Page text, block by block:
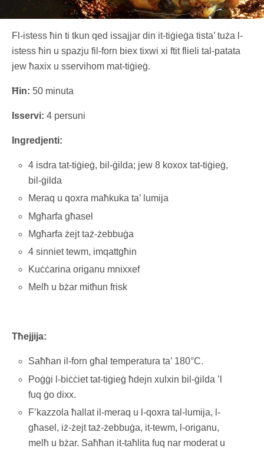
Fl-istess ħin ti tkun qed issajjar din it-tiġieġa tista’ tuża l-
istess ħin u spazju fil-forn biex tixwi xi ftit flieli tal-patata
jew ħaxix u sservihom mat-tiġieġ.
Ħin: 50 minuta
Isservi: 4 persuni
Ingredjenti:
4 isdra tat-tiġieġ, bil-ġilda; jew 8 koxox tat-tiġieġ,
bil-ġilda
Meraq u qoxra maħkuka ta’ lumija
Mgħarfa għasel
Mgħarfa żejt taż-żebbuġa
4 sinniet tewm, imqattgħin
Kuċċarina origanu mnixxef
Melħ u bżar mitħun frisk
Tħejjija:
Saħħan il-forn għal temperatura ta’ 180°C.
Poġġi l-biċċiet tat-tiġieġ ħdejn xulxin bil-ġilda ’l
fuq ġo dixx.
F’kazzola ħallat il-meraq u l-qoxra tal-lumija, l-
għasel, iż-żejt taż-żebbuġa, it-tewm, l-origanu,
melħ u bżar. Saħħan it-taħlita fuq nar moderat u